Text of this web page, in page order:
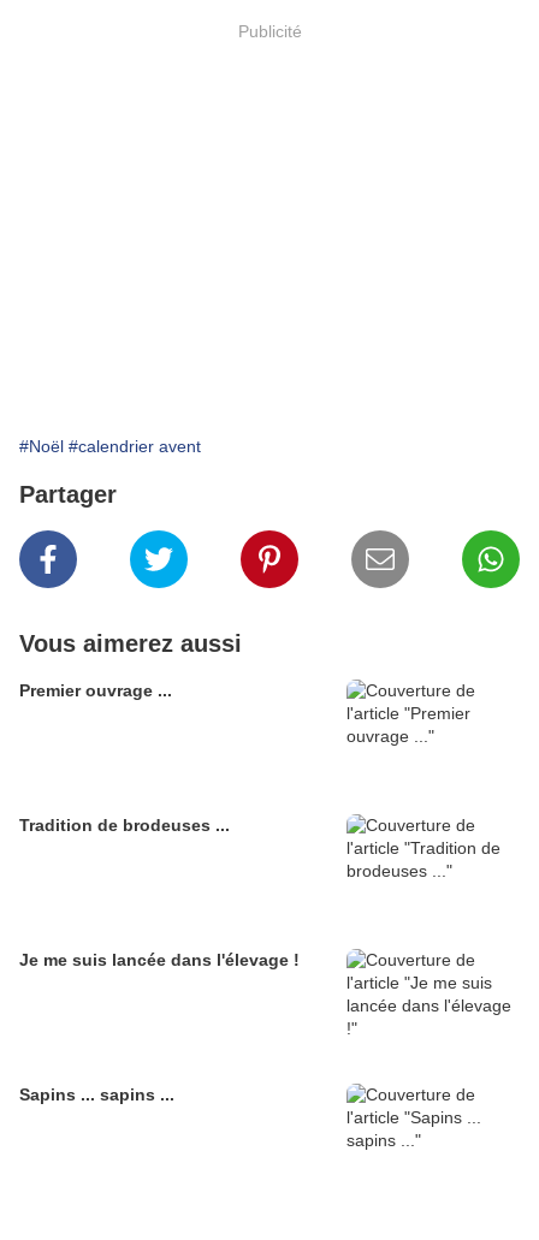
Publicité
#Noël #calendrier avent
Partager
Vous aimerez aussi
Premier ouvrage ...
Tradition de brodeuses ...
Je me suis lancée dans l'élevage !
Sapins ... sapins ...